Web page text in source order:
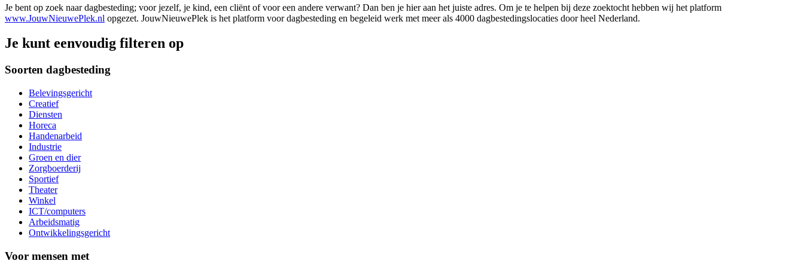
Je bent op zoek naar dagbesteding; voor jezelf, je kind, een cliënt of voor een andere verwant? Dan ben je hier aan het juiste adres. Om je te helpen bij deze zoektocht hebben wij het platform
www.JouwNieuwePlek.nl opgezet. JouwNieuwePlek is het platform voor dagbesteding en begeleid werk met meer als 4000 dagbestedingslocaties door heel Nederland.
Je kunt eenvoudig filteren op
Soorten dagbesteding
Belevingsgericht
Creatief
Diensten
Horeca
Handenarbeid
Industrie
Groen en dier
Zorgboerderij
Sportief
Theater
Winkel
ICT/computers
Arbeidsmatig
Ontwikkelingsgericht
Voor mensen met